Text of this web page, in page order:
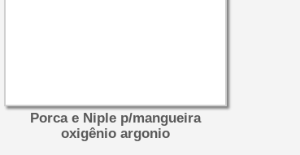
Porca e Niple p/mangueira
oxigênio argonio